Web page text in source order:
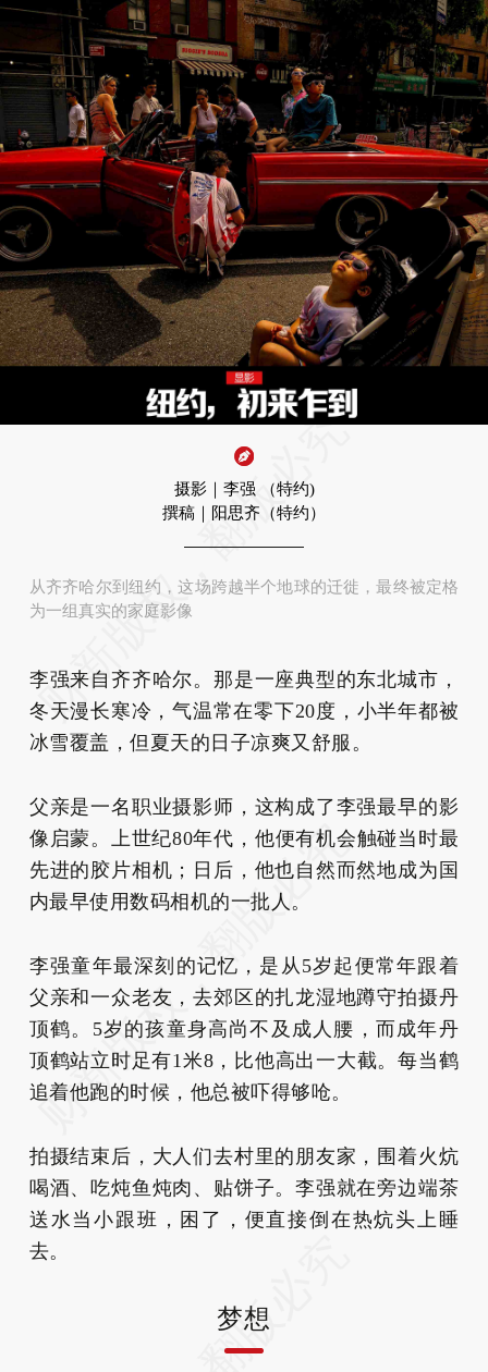
摄影｜李强 （特约)
撰稿｜阳思齐（特约）
从齐齐哈尔到纽约，这场跨越半个地球的迁徙，最终被定格
为一组真实的家庭影像
李强来自齐齐哈尔。那是一座典型的东北城市，
冬天漫长寒冷，气温常在零下20度，小半年都被
冰雪覆盖，但夏天的日子凉爽又舒服。
父亲是一名职业摄影师，这构成了李强最早的影
像启蒙。上世纪80年代，他便有机会触碰当时最
先进的胶片相机；日后，他也自然而然地成为国
内最早使用数码相机的一批人。
李强童年最深刻的记忆，是从5岁起便常年跟着
父亲和一众老友，去郊区的扎龙湿地蹲守拍摄丹
顶鹤。5岁的孩童身高尚不及成人腰，而成年丹
顶鹤站立时足有1米8，比他高出一大截。每当鹤
追着他跑的时候，他总被吓得够呛。
拍摄结束后，大人们去村里的朋友家，围着火炕
喝酒、吃炖鱼炖肉、贴饼子。李强就在旁边端茶
送水当小跟班，困了，便直接倒在热炕头上睡
去。
梦想